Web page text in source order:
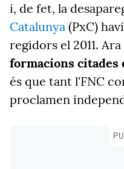
i, de fet, la
Catalunya (PxC)
regidors el 2011. Ara
formacions citades
és que tant l'FNC
proclamen